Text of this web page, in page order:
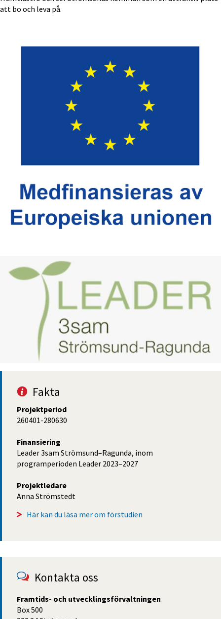
att bo och leva på.
Fakta
Projektperiod
260401-280630
Finansiering
Leader 3sam Strömsund–Ragunda, inom
programperioden Leader 2023–2027
Projektledare
Anna Strömstedt
Här kan du läsa mer om förstudien
Kontakta oss
Framtids- och utvecklingsförvaltningen
Box 500